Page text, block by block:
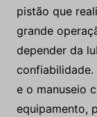
pistão que
grande
depender da
e o manuseio
equipamento,